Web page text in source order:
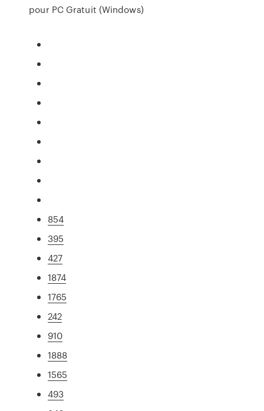
pour PC Gratuit (Windows)
854
395
427
1874
1765
242
910
1888
1565
493